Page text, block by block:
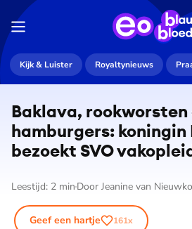
Kijk & Luister Royaltynieuws
Baklava, rookworsten
hamburgers: koningin
bezoekt SVO
Leestijd: 2 min Door Jeanine van
Geef een hartje 161x